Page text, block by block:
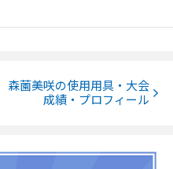
森薗美咲の使用用具・大会
成績・プロフィール